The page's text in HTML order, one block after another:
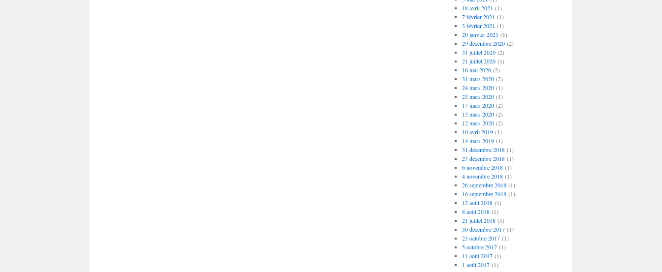
18 avril 2021 (1)
7 février 2021 (1)
3 février 2021 (1)
20 janvier 2021 (1)
29 décembre 2020(2)
31 juillet 2020(2)
21 juillet 2020(1)
16 mai 2020(2)
31 mars 2020(2)
24 mars 2020(1)
23 mars 2020(1)
17 mars 2020(2)
15 mars 2020(2)
12 mars 2020(2)
10 avril 2019(1)
14 mars 2019(1)
31 décembre 2018(1)
27 décembre 2018(1)
6 novembre 2018(1)
4 novembre 2018(1)
26 septembre 2018(1)
16 septembre 2018(1)
12 août 2018(1)
8 août 2018(1)
21 juillet 2018(1)
30 décembre 2017(1)
23 octobre 2017(1)
5 octobre 2017(1)
11 août 2017(1)
1 août 2017(1)